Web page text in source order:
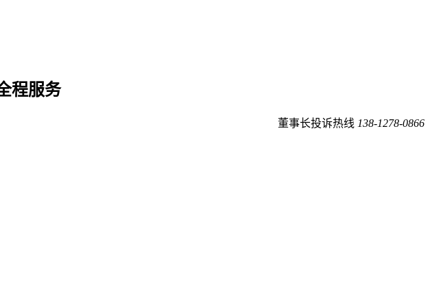
程服务
董事长投诉热线 138-1278-0866